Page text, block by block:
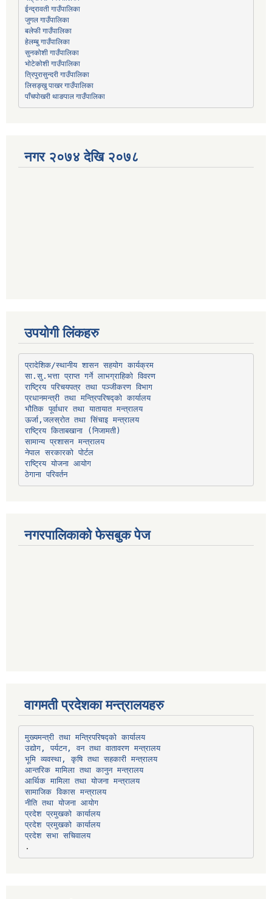
ईन्द्रावती गाउँपालिका
जुगल गाउँपालिका
बलेफी गाउँपालिका
हेलम्बु गाउँपालिका
सुनकोशी गाउँपालिका
भोटेकोशी गाउँपालिका
त्रिपुरासुन्दरी गाउँपालिका
लिसङ्खु पाखर गाउँपालिका
पाँचपोखरी थाङपाल गाउँपालिका
नगर २०७४ देखि २०७८
उपयोगी लिंकहरु
प्रादेशिक/स्थानीय शासन सहयोग कार्यक्रम
सा.सु.भत्ता प्राप्त गर्ने लाभग्राहिको विवरण
राष्ट्रिय परिचयपत्र तथा पञ्‍जीकरण विभाग
प्रधानमन्त्री तथा मन्त्रिपरिषद्को कार्यालय
भौतिक पूर्वाधार तथा यातायात मन्त्रालय
ऊर्जा,जलस्रोत तथा सिंचाइ मन्त्रालय
सामान्य प्रशासन मन्त्रालय
नेपाल सरकारको पोर्टल
राष्ट्रिय योजना आयोग
ठेगाना परिवर्तन
नगरपालिकाको फेसबुक पेज
वागमती प्रदेशका मन्त्रालयहरु
मुख्यमन्त्री तथा मन्त्रिपरिषद्को कार्यालय
उद्योग, पर्यटन, वन तथा वातावरण मन्त्रालय
भूमि व्यवस्था, कृषि तथा सहकारी मन्त्रालय
आन्तरिक मामिला तथा कानुन मन्त्रालय
आर्थिक मामिला तथा योजना मन्त्रालय
सामाजिक विकास मन्त्रालय
नीति तथा योजना आयोग
प्रदेश प्रमुखको कार्यालय
प्रदेश प्रमुखको कार्यालय
प्रदेश सभा सचिवालय